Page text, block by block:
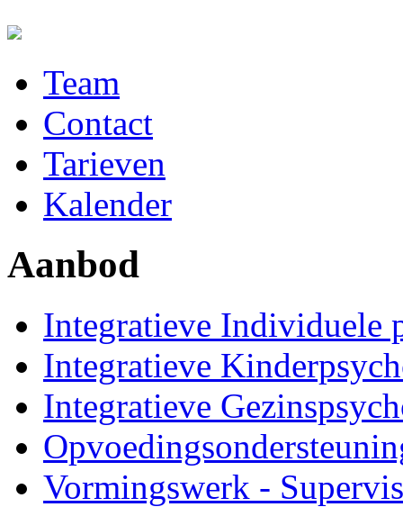
Main menu
Team
Contact
Tarieven
Kalender
Aanbod
Integratieve Individuele
Integratieve
Integratieve
Vormingswerk -